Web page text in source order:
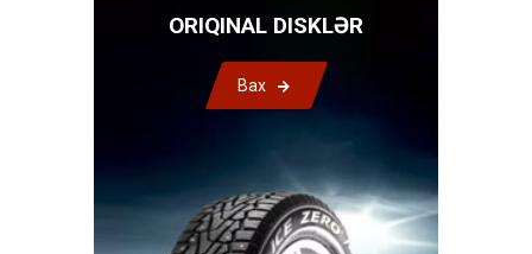
ORIQINAL DISKLƏR
Bax